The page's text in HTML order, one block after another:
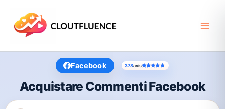
contenuto
Facebook 378avis
Acquistare Commenti Facebook